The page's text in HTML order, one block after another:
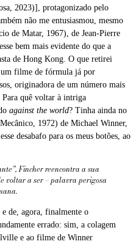
2023)], protagonizado pelo
não me entusiasmou, mesmo
de Matar, 1967), de Jean-Pierre
bem mais evidente do que a
de Hong Kong. O que retirei
um filme de fórmula já por
originadora de um número mais
Para quê voltar à intriga
against the world? Tinha ainda no
1972) de Michael Winner,
desabafo para os meus botões, ao
Fincher reencontra a sua
voltar a ser – palavra perigosa
de, agora, finalmente o
errado: sim, a colagem
e ao filme de Winner